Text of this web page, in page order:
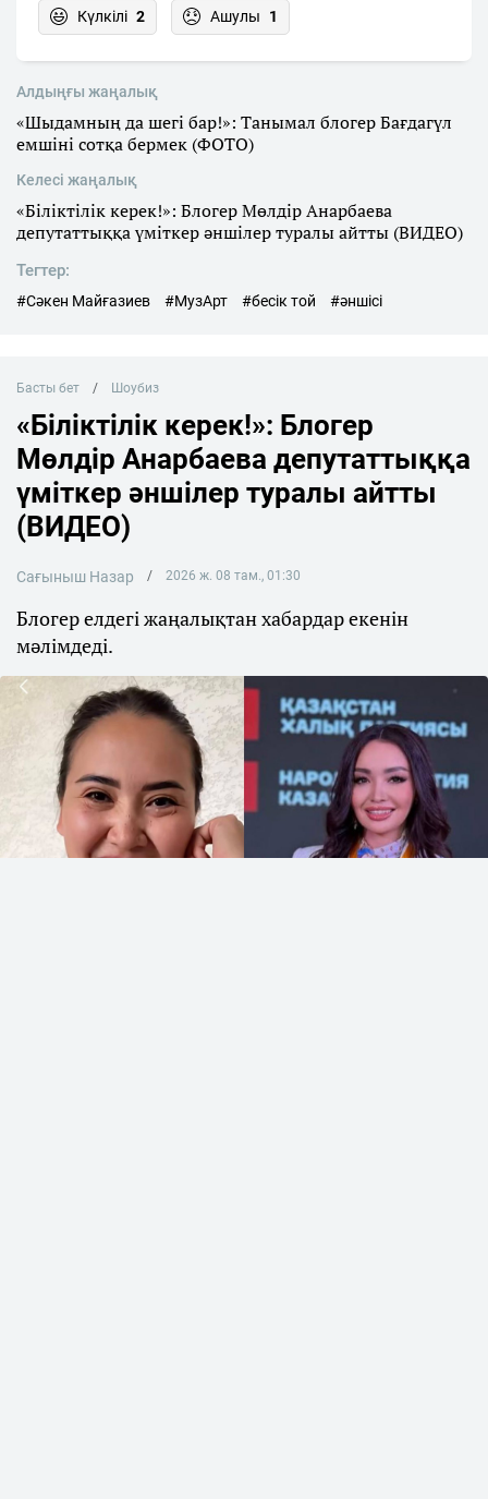
Күлкілі 2 Ашулы 1
Алдыңғы жаңалық
«Шыдамның да шегі бар!»: Танымал блогер Бағдагүл
емшіні сотқа бермек (ФОТО)
Келесі жаңалық
«Біліктілік керек!»: Блогер Мөлдір Анарбаева
депутаттыққа үміткер әншілер туралы айтты (ВИДЕО)
Тегтер:
#Сәкен Майғазиев #МузАрт #бесік той #әншісі
Басты бет Шоубиз
«Біліктілік керек!»: Блогер
Мөлдір Анарбаева депутаттыққа
үміткер әншілер туралы айтты
(ВИДЕО)
Сағыныш Назар 2026 ж. 08 там., 01:30
Блогер елдегі жаңалықтан хабардар екенін
мәлімдеді.